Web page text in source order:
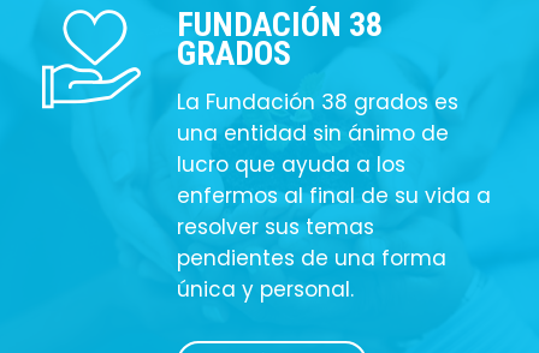
FUNDACIÓN 38
GRADOS
La Fundación 38 grados es
una entidad sin ánimo de
lucro que ayuda a los
enfermos al final de su vida a
resolver sus temas
pendientes de una forma
única y personal.